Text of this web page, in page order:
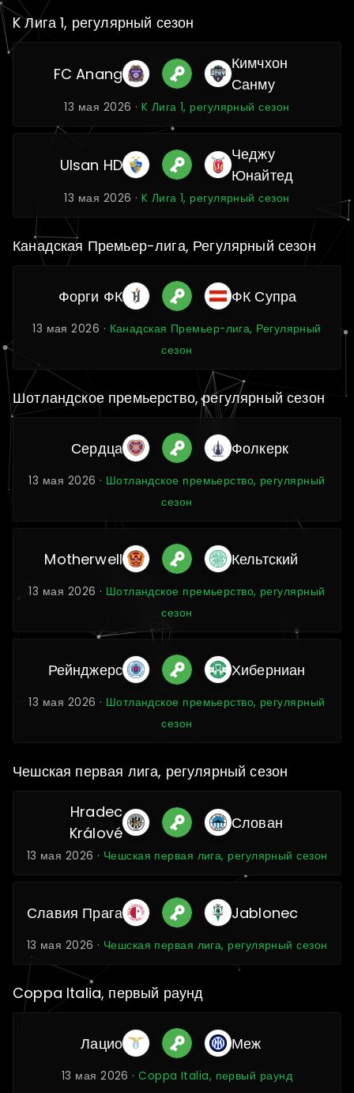
K Лига 1, регулярный сезон
FC Anang
Кимчхон
Санму
13 мая 2026 · K Лига 1, регулярный сезон
Ulsan HD
Чеджу
Юнайтед
13 мая 2026 · K Лига 1, регулярный сезон
Канадская Премьер-лига, Регулярный сезон
Форги ФК ФК Супра
13 мая 2026 · Канадская Премьер-лига, Регулярный
сезон
Шотландское премьерство, регулярный сезон
Сердца Фолкерк
13 мая 2026 · Шотландское премьерство, регулярный
сезон
Motherwell Кельтский
13 мая 2026 · Шотландское премьерство, регулярный
сезон
Рейнджерс Хиберниан
13 мая 2026 · Шотландское премьерство, регулярный
сезон
Чешская первая лига, регулярный сезон
Hradec
Králové
Слован
13 мая 2026 · Чешская первая лига, регулярный сезон
Славия Прага Jablonec
13 мая 2026 · Чешская первая лига, регулярный сезон
Coppa Italia, первый раунд
Лацио Меж
13 мая 2026 ·Coppa Italia, первый раунд